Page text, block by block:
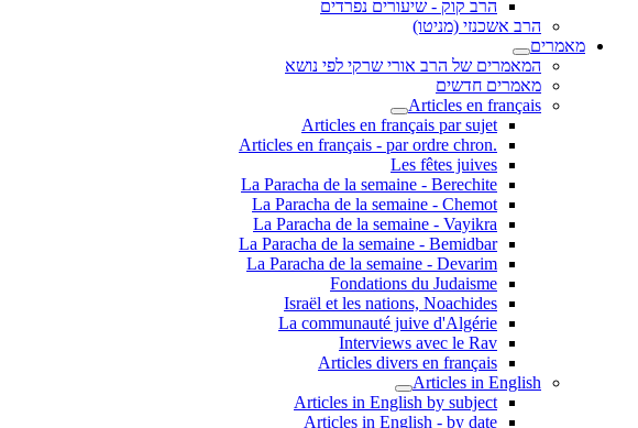
הרב קוק - שיעורים נפרדים
הרב אשכנזי (מניטו)
מאמרים
המאמרים של הרב אורי שרקי לפי נושא
מאמרים חדשים
Articles en français
Articles en français par sujet
.Articles en français - par ordre chron
Les fêtes juives
La Paracha de la semaine - Berechite
La Paracha de la semaine - Chemot
La Paracha de la semaine - Vayikra
La Paracha de la semaine - Bemidbar
La Paracha de la semaine - Devarim
Fondations du Judaisme
Israël et les nations, Noachides
La communauté juive d'Algérie
Interviews avec le Rav
Articles divers en français
Articles in English
Articles in English by subject
Articles in English - by date